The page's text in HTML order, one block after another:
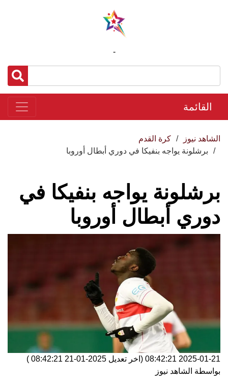
-
القائمة
الشاهد نيوز
كرة القدم
برشلونة يواجه بنفيكا في دوري أبطال أوروبا
برشلونة يواجه بنفيكا في
دوري أبطال أوروبا
2025-01-21 08:42:21 (اخر تعديل 2025-01-21 08:42:21
)
بواسطة الشاهد نيوز